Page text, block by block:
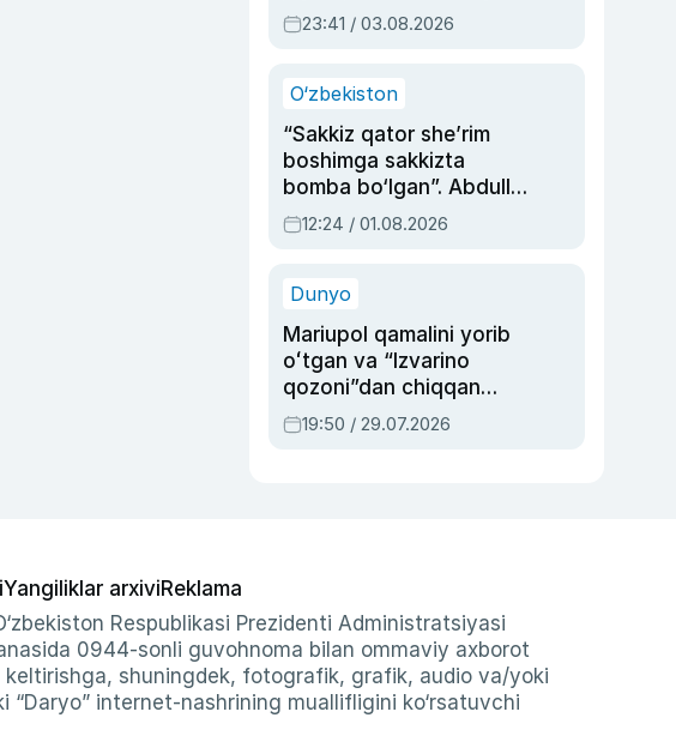
ayolga sud hukmi o‘qildi
23:41 / 03.08.2026
O‘zbekiston
“Sakkiz qator she’rim
boshimga sakkizta
bomba bo‘lgan”. Abdulla
Oripovni siyosiy
ayblovlardan asrab
12:24 / 01.08.2026
Dunyo
Mariupol qamalini yorib
oʻtgan va “Izvarino
qozoni”dan chiqqan
qahramon — Ukraina
armiyasi bosh
19:50 / 29.07.2026
Yangiliklar arxiviReklama
Respublikasi Prezidenti Administratsiyasi
0944-sonli guvohnoma bilan ommaviy axborot
keltirishga, shuningdek, fotografik, grafik, audio va/yoki
internet-nashrining muallifligini ko‘rsatuvchi